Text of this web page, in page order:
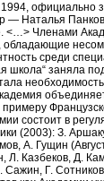
официально
— Наталья
<…> Членами
обладающие
среди
школа“ заняла
примеру
состоит в
(2003): З.
А. Гущин
Л. Казбеков, Д.
Г.